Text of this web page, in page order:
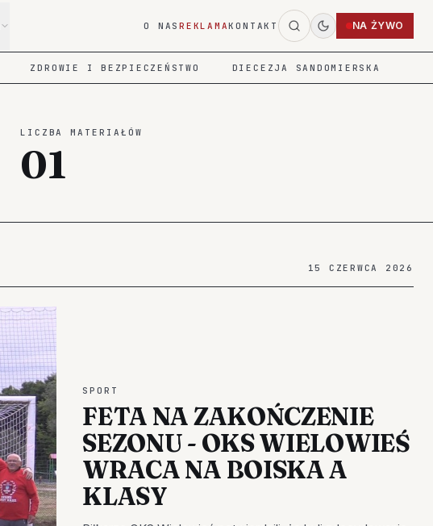
O NASREKLAMAKONTAKT NA ŻYWO
ZDROWIE I BEZPIECZEŃSTWO DIECEZJA SANDOMIERSKA
LICZBA MATERIAŁÓW
01
15 CZERWCA 2026
SPORT
FETA NA ZAKOŃCZENIE
SEZONU - OKS WIELOWIEŚ
WRACA NA BOISKA A
KLASY